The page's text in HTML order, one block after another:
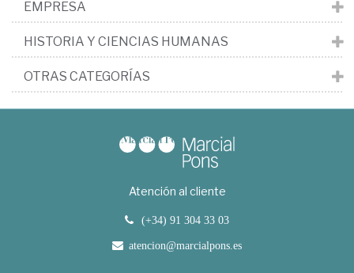
EMPRESA
HISTORIA Y CIENCIAS HUMANAS
OTRAS CATEGORÍAS
Atención al cliente
(+34) 91 304 33 03
atencion@marcialpons.es